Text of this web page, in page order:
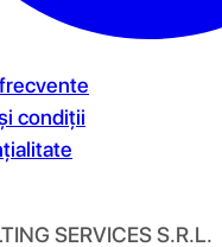
condiții
SERVICES S.R.L.